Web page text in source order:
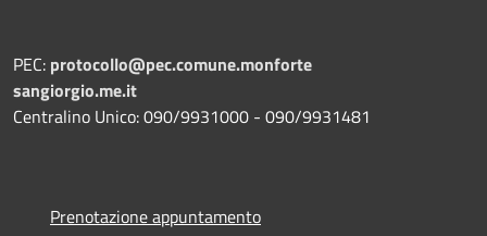
PEC: protocollo@pec.comune.monforte
sangiorgio.me.it
Centralino Unico: 090/9931000 - 090/9931481
Prenotazione appuntamento